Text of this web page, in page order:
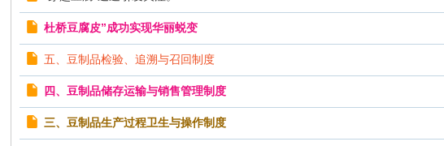
杜桥豆腐皮”成功实现华丽蜕变
五、豆制品检验、追溯与召回制度
四、豆制品储存运输与销售管理制度
三、豆制品生产过程卫生与操作制度